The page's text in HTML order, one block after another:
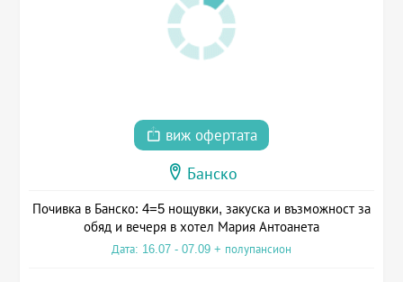
виж офертата
Банско
Почивка в Банско: 4=5 нощувки, закуска и възможност за
обяд и вечеря в хотел Мария Антоанета
Дата: 16.07 - 07.09 + полупансион